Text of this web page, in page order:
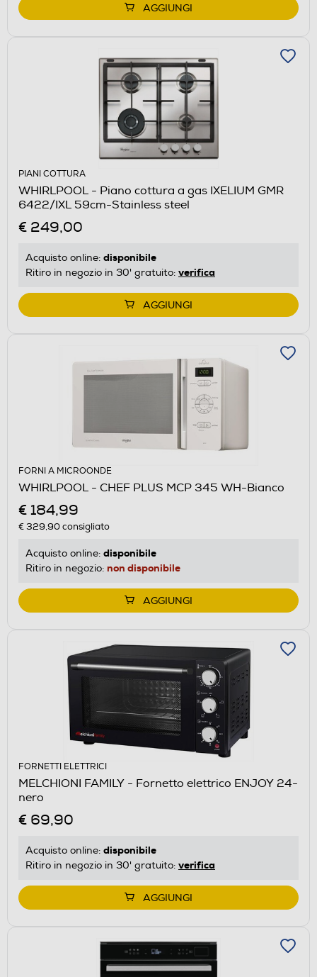
AGGIUNGI
PIANI COTTURA
WHIRLPOOL - Piano cottura a gas IXELIUM GMR
6422/IXL 59cm-Stainless steel
€ 249,00
Acquisto online: disponibile
Ritiro in negozio in 30' gratuito: verifica
AGGIUNGI
FORNI A MICROONDE
WHIRLPOOL - CHEF PLUS MCP 345 WH-Bianco
€ 184,99
€ 329,90consigliato
Acquisto online: disponibile
Ritiro in negozio: non disponibile
AGGIUNGI
FORNETTI ELETTRICI
MELCHIONI FAMILY - Fornetto elettrico ENJOY 24-
nero
€ 69,90
Acquisto online: disponibile
Ritiro in negozio in 30' gratuito: verifica
AGGIUNGI